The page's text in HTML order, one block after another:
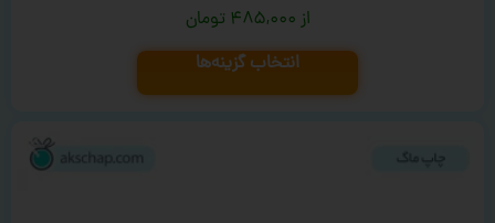
۴۸۵,۰۰۰ تومان
انتخاب گزینه‌ها